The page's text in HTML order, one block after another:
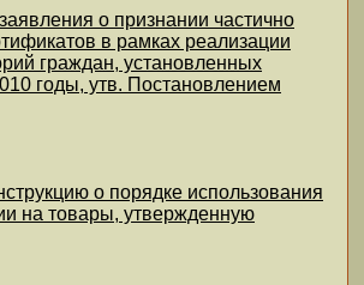
о признании частично
в рамках реализации
граждан, установленных
годы, утв. Постановлением
о порядке использования
на товары, утвержденную